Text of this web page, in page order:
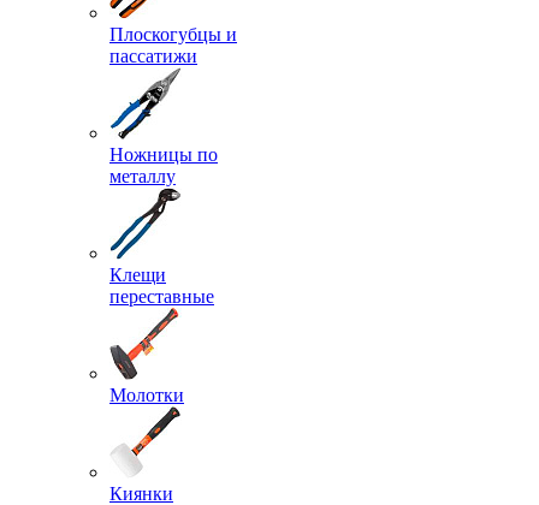
Плоскогубцы и
пассатижи
Ножницы по
металлу
Клещи
переставные
Молотки
Киянки